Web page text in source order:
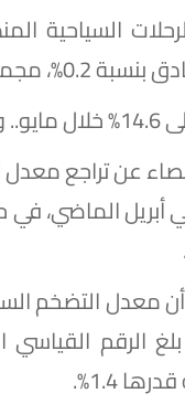
عن تراجع
خلال مايو 2026، مقابل
أبريل، بينما بلغ